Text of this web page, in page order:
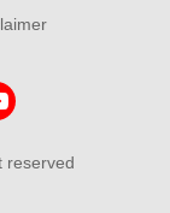
reserved